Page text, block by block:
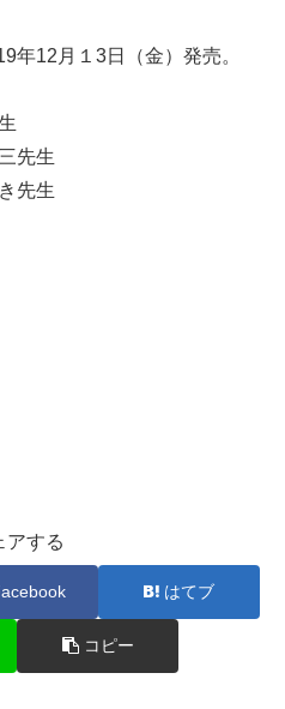
年12月１3日（金）発売。
先生
先生
アする
はてブ
コピー